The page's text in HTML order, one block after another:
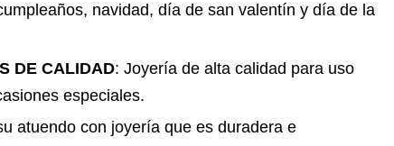
navidad, día de san valentín y día de la
DE CALIDAD: Joyería de alta calidad para uso
especiales.
atuendo con joyería que es duradera e